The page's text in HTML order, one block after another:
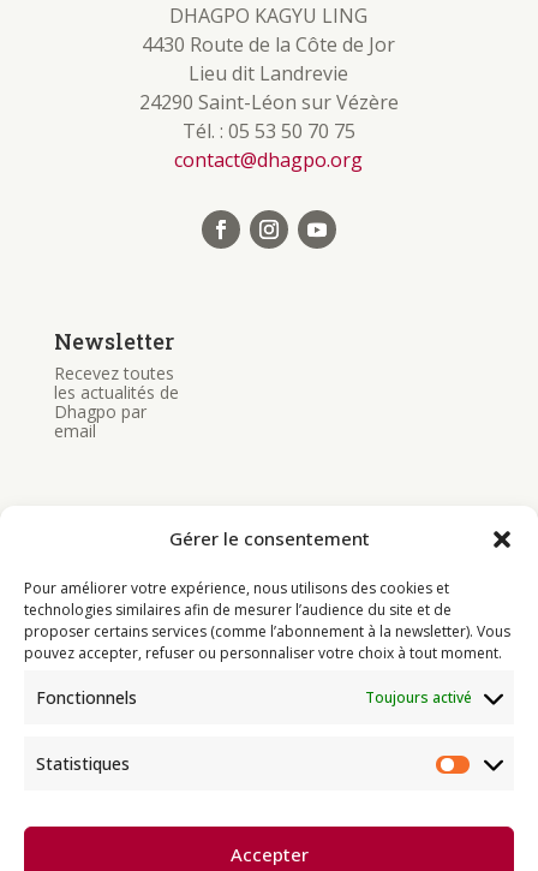
Gérer le consentement
Pour améliorer votre expérience, nous utilisons des cookies et
technologies similaires afin de mesurer l’audience du site et de
proposer certains services (comme l’abonnement à la newsletter). Vous
pouvez accepter, refuser ou personnaliser votre choix à tout moment.
Fonctionnels Toujours activé
Statistiques
Accepter
DHAGPO KAGYU LING
4430 Route de la Côte de Jor
Lieu dit Landrevie
24290 Saint-Léon sur Vézère
Tél. : 05 53 50 70 75
contact@dhagpo.org
Newsletter
Recevez toutes
les actualités de
Dhagpo par
email
Bouddhisme
Programme
Soutenir